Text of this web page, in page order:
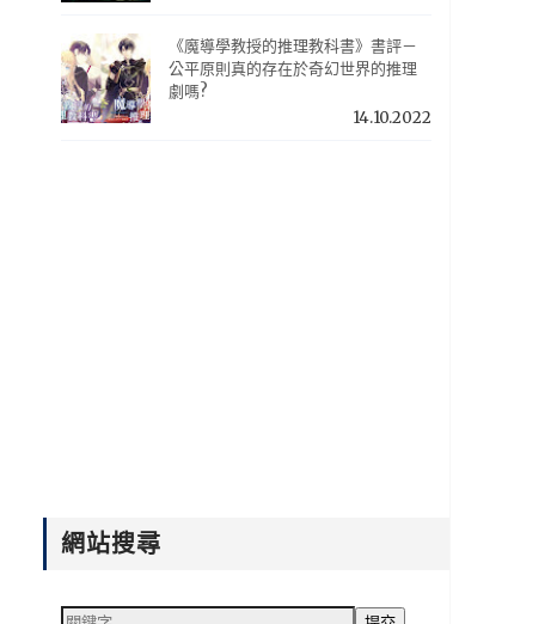
《魔導學教授的推理教科書》書評－
公平原則真的存在於奇幻世界的推理
劇嗎?
14.10.2022
網站搜尋